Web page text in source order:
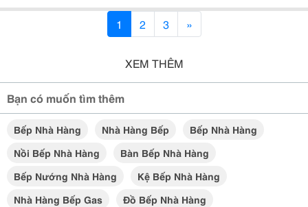
1 2 3 »
XEM THÊM
Bạn có muốn tìm thêm
Bếp Nhà Hàng Nhà Hàng Bếp
Bếp Nhà Hàng
Nồi Bếp Nhà Hàng
Bàn Bếp Nhà Hàng
Bếp Nướng Nhà Hàng
Kệ Bếp Nhà Hàng
Nhà Hàng Bếp Gas
Đồ Bếp Nhà Hàng